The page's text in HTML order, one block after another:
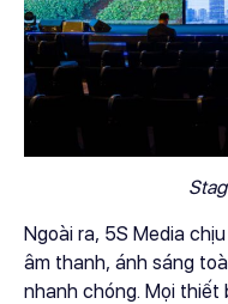
Ngoài ra, 5S Media
âm thanh, ánh sáng
nhanh chóng. Mọi thiết